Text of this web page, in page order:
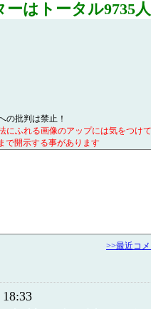
はトータル9735
の批判は禁止！
にふれる画像のアップには気をつけ
で開示する事があります
>>最近コ